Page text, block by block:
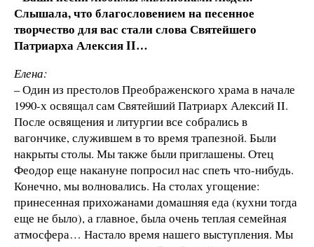
Слышала, что благословением на песенное
творчество для вас стали слова Святейшего
Патриарха Алексия II…
Елена:
– Один из престолов Преображенского храма в начале
1990-х освящал сам Святейший Патриарх Алексий II.
После освящения и литургии все собрались в
вагончике, служившем в то время трапезной. Были
накрыты столы. Мы также были приглашены. Отец
Феодор еще накануне попросил нас спеть что-нибудь.
Конечно, мы волновались. На столах угощение:
принесенная прихожанами домашняя еда (кухни тогда
еще не было), а главное, была очень теплая семейная
атмосфера… Настало время нашего выступления. Мы